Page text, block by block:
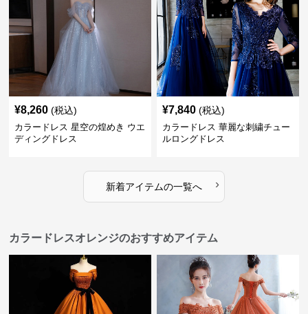
¥8,260 (税込)
カラードレス 星空の煌めき ウエ
ディングドレス
¥7,840 (税込)
カラードレス 華麗な刺繍チュー
ルロングドレス
新着アイテムの一覧へ ›
カラードレスオレンジのおすすめアイテム